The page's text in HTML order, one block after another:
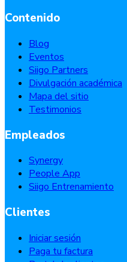
Contenido
Blog
Eventos
Siigo Partners
Divulgación académica
Mapa del sitio
Testimonios
Empleados
Synergy
People App
Siigo Entrenamiento
Clientes
Iniciar sesión
Paga tu factura